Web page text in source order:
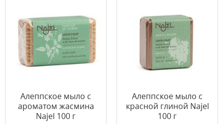
Алеппское мыло с
ароматом жасмина
Najel 100 г
Алеппское мыло с
красной глиной Najel
100 г